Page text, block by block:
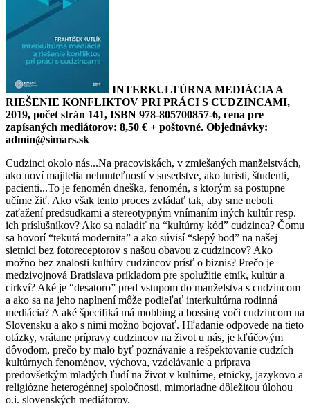
INTERKULTÚRNA MEDIÁCIA A
RIEŠENIE KONFLIKTOV PRI PRÁCI S CUDZINCAMI,
2019, počet strán 141, ISBN 978-805700857-6, cena pre
zapísaných mediátorov: 8,50 € + poštovné. Objednávky:
admin@simars.sk
Cudzinci okolo nás...Na pracoviskách, v zmiešaných manželstvách,
ako noví majitelia nehnuteľností v susedstve, ako turisti, študenti,
pacienti...To je fenomén dneška, fenomén, s ktorým sa postupne
učíme žiť. Ako však tento proces zvládať tak, aby sme neboli
zaťažení predsudkami a stereotypným vnímaním iných kultúr resp.
ich príslušníkov? Ako sa naladiť na “kultúrny kód” cudzinca? Čomu
sa hovorí “tekutá modernita” a ako súvisí “slepý bod” na našej
sietnici bez fotoreceptorov s našou obavou z cudzincov? Ako
možno bez znalosti kultúry cudzincov prísť o biznis? Prečo je
medzivojnová Bratislava príkladom pre spolužitie etník, kultúr a
cirkví? Aké je “desatoro” pred vstupom do manželstva s cudzincom
a ako sa na jeho naplnení môže podieľať interkultúrna rodinná
mediácia? A aké špecifiká má mobbing a bossing voči cudzincom na
Slovensku a ako s nimi možno bojovať. Hľadanie odpovede na tieto
otázky, vrátane prípravy cudzincov na život u nás, je kľúčovým
dôvodom, prečo by malo byť poznávanie a rešpektovanie cudzích
kultúrnych fenoménov, výchova, vzdelávanie a príprava
predovšetkým mladých ľudí na život v kultúrne, etnicky, jazykovo a
religiózne heterogénnej spoločnosti, mimoriadne dôležitou úlohou
o.i. slovenských mediátorov.